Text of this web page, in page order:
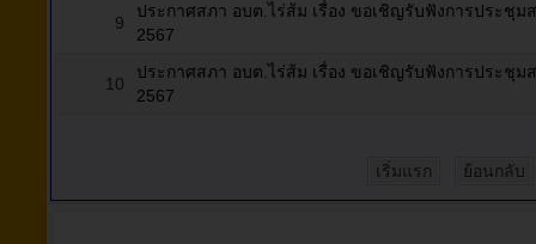
9
ประกาศสภา อบต.ไร่ส้ม เรื่อง ขอเชิญรับฟังการประชุ
2567
10
ประกาศสภา อบต.ไร่ส้ม เรื่อง ขอเชิญรับฟังการประชุ
2567
เริ่มแรก ย้อนกลับ